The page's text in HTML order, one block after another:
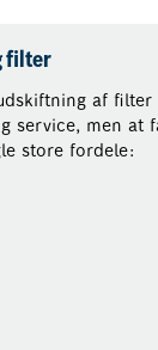
filter
af filter
service, men at
store fordele: